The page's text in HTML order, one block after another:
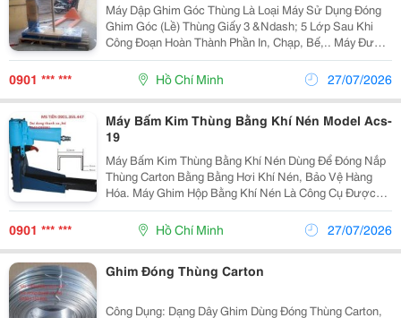
Máy Dập Ghim Góc Thùng Là Loại Máy Sử Dụng Đóng
Ghim Góc (Lề) Thùng Giấy 3 &Ndash; 5 Lớp Sau Khi
Công Đoạn Hoàn Thành Phần In, Chạp, Bế,.. Máy Được
Ứng Dụng Phổ Biến Tại Các Doanh Nghiệp Sản Xuất
Bao Bì Carton. Đặt Tính Kỹ Thuật Máy Dập Ghim Góc...
0901 *** *** Hồ Chí Minh 27/07/2026
Máy Bấm Kim Thùng Bằng Khí Nén Model Acs-
19
Máy Bấm Kim Thùng Bằng Khí Nén Dùng Để Đóng Nắp
Thùng Carton Bằng Bằng Hơi Khí Nén, Bảo Vệ Hàng
Hóa. Máy Ghim Hộp Bằng Khí Nén Là Công Cụ Được
Lựa Chọn Khi Đòi Hỏi Tốc Độ Và Hiệu Quả Cao Thông
Số Kỹ Thuật Máy Bấm Kim Thùng Carton Dùng Hơi Khí
0901 *** *** Hồ Chí Minh 27/07/2026
Ghim Đóng Thùng Carton
Công Dụng: Dạng Dây Ghim Dùng Đóng Thùng Carton,